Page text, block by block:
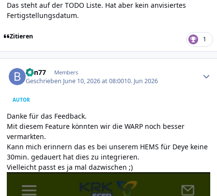
Das steht auf der TODO Liste. Hat aber kein anvisiertes
Fertigstellungsdatum.
Zitieren 1
Ben77 Members
Geschrieben June 10, 2026 at 08:0010. Jun 2026
AUTOR
Danke für das Feedback.
Mit diesem Feature könnten wir die WARP noch besser
vermarkten.
Kann mich erinnern das es bei unserem HEMS für Deye keine
30min. gedauert hat dies zu integrieren.
Vielleicht passt es ja mal dazwischen ;)